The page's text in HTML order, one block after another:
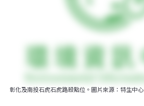
彰化及南投石虎石虎路殺點位。圖片來源：特生中心